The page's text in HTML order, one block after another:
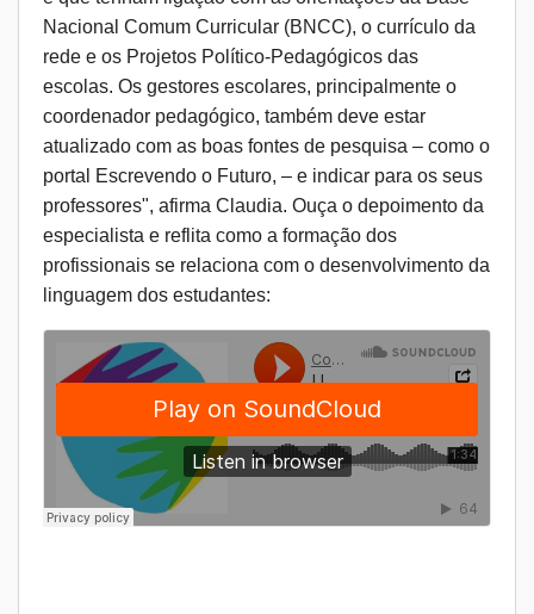
Nacional Comum Curricular (BNCC), o currículo da
rede e os Projetos Político-Pedagógicos das
escolas. Os gestores escolares, principalmente o
coordenador pedagógico, também deve estar
atualizado com as boas fontes de pesquisa – como o
portal Escrevendo o Futuro, – e indicar para os seus
professores", afirma Claudia. Ouça o depoimento da
especialista e reflita como a formação dos
profissionais se relaciona com o desenvolvimento da
linguagem dos estudantes: